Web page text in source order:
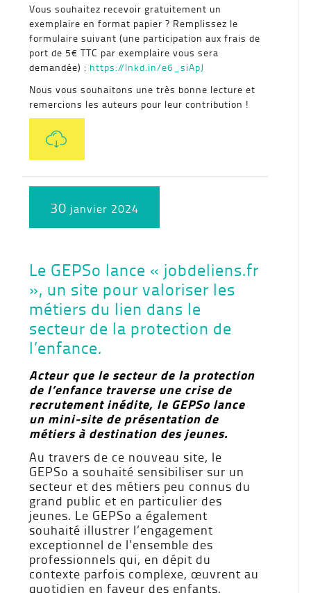
Vous souhaitez recevoir gratuitement un
exemplaire en format papier ? Remplissez le
formulaire suivant (une participation aux frais de
port de 5€ TTC par exemplaire vous sera
demandée) : https://lnkd.in/e6_siApJ
Nous vous souhaitons une très bonne lecture et
remercions les auteurs pour leur contribution !
30 janvier 2024
Le GEPSo lance « jobdeliens.fr
», un site pour valoriser les
métiers du lien dans le
secteur de la protection de
l’enfance.
Acteur que le secteur de la protection
de l’enfance traverse une crise de
recrutement inédite, le GEPSo lance
un mini-site de présentation de
métiers à destination des jeunes.
Au travers de ce nouveau site, le
GEPSo a souhaité sensibiliser sur un
secteur et des métiers peu connus du
grand public et en particulier des
jeunes. Le GEPSo a également
souhaité illustrer l’engagement
exceptionnel de l’ensemble des
professionnels qui, en dépit du
contexte parfois complexe, œuvrent au
quotidien en faveur des enfants.